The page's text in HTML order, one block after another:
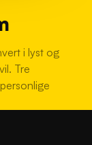
i lyst og
Tre